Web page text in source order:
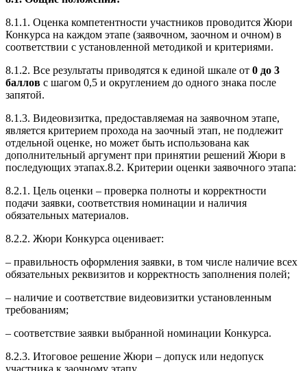
8.1.1. Оценка компетентности участников проводится Жюри
Конкурса на каждом этапе (заявочном, заочном и очном) в
соответствии с установленной методикой и критериями.
8.1.2. Все результаты приводятся к единой шкале от 0 до 3
баллов с шагом 0,5 и округлением до одного знака после
запятой.
8.1.3. Видеовизитка, предоставляемая на заявочном этапе,
является критерием прохода на заочный этап, не подлежит
отдельной оценке, но может быть использована как
дополнительный аргумент при принятии решений Жюри в
последующих этапах.8.2. Критерии оценки заявочного этапа:
8.2.1. Цель оценки – проверка полноты и корректности
подачи заявки, соответствия номинации и наличия
обязательных материалов.
8.2.2. Жюри Конкурса оценивает:
– правильность оформления заявки, в том числе наличие всех
обязательных реквизитов и корректность заполнения полей;
– наличие и соответствие видеовизитки установленным
требованиям;
– соответствие заявки выбранной номинации Конкурса.
8.2.3. Итоговое решение Жюри – допуск или недопуск
участника к заочному этапу.